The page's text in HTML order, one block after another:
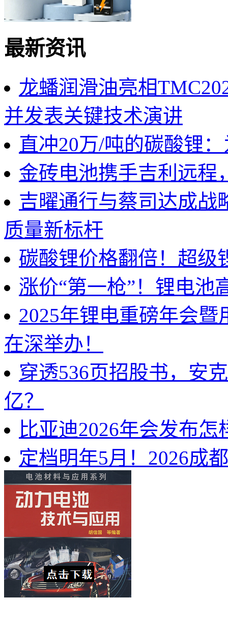
最新资讯
龙蟠润滑油亮相
并发表关键技术演讲
直冲20万/吨的碳酸锂
金砖电池携手吉利远程
吉曜通行与蔡司达成战
质量新标杆
碳酸锂价格翻倍！超级
涨价“第一枪”！锂电池
2025年锂电重磅年会
在深举办！
穿透536页招股书，安
亿？
比亚迪2026年会发布
定档明年5月！2026成